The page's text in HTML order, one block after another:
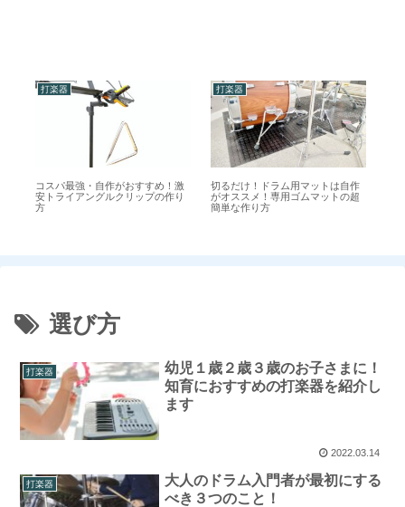
打楽器
コスパ最強・自作がおすすめ！激
安トライアングルクリップの作り
方
打楽器
切るだけ！ドラム用マットは自作
がオススメ！専用ゴムマットの超
簡単な作り方
選び方
打楽器
幼児１歳２歳３歳のお子さまに！
知育におすすめの打楽器を紹介し
ます
2022.03.14
打楽器
大人のドラム入門者が最初にする
べき３つのこと！